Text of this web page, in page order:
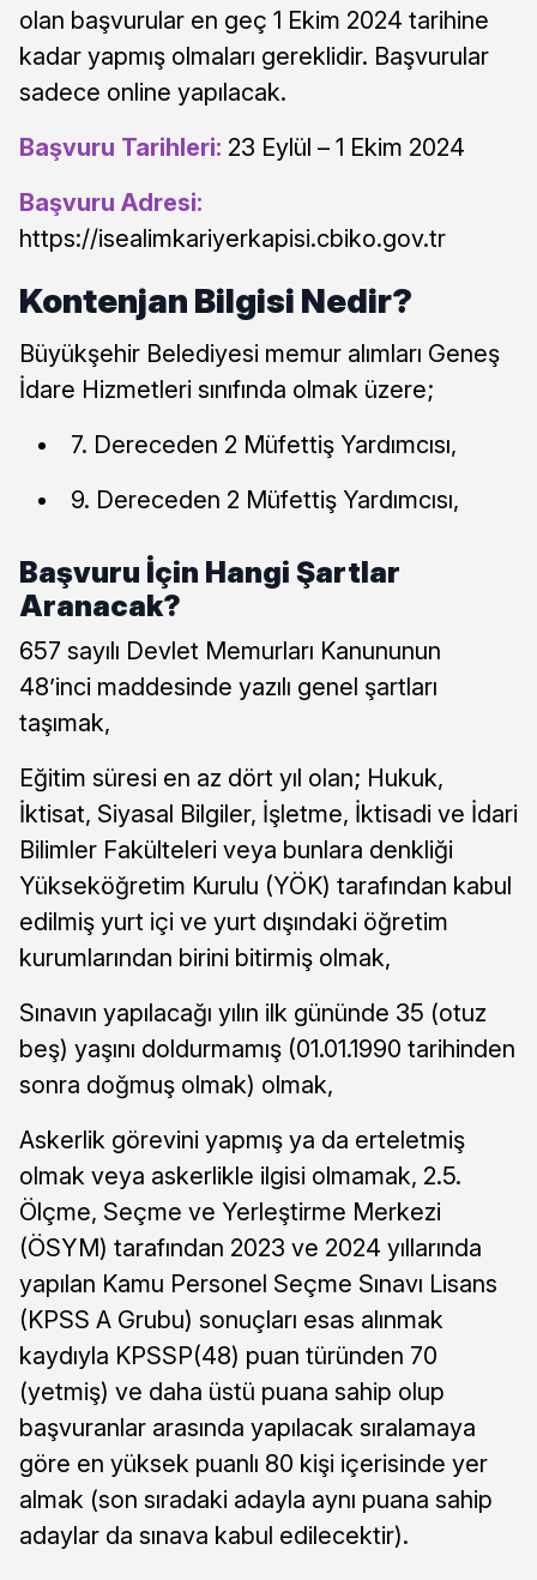
olan başvurular en geç 1 Ekim 2024 tarihine
kadar yapmış olmaları gereklidir. Başvurular
sadece online yapılacak.
Başvuru Tarihleri: 23 Eylül – 1 Ekim 2024
Başvuru Adresi:
https://isealimkariyerkapisi.cbiko.gov.tr
Kontenjan Bilgisi Nedir?
Büyükşehir Belediyesi memur alımları Geneş
İdare Hizmetleri sınıfında olmak üzere;
7. Dereceden 2 Müfettiş Yardımcısı,
9. Dereceden 2 Müfettiş Yardımcısı,
Başvuru İçin Hangi Şartlar
Aranacak?
657 sayılı Devlet Memurları Kanununun
48’inci maddesinde yazılı genel şartları
taşımak,
Eğitim süresi en az dört yıl olan; Hukuk,
İktisat, Siyasal Bilgiler, İşletme, İktisadi ve İdari
Bilimler Fakülteleri veya bunlara denkliği
Yükseköğretim Kurulu (YÖK) tarafından kabul
edilmiş yurt içi ve yurt dışındaki öğretim
kurumlarından birini bitirmiş olmak,
Sınavın yapılacağı yılın ilk gününde 35 (otuz
beş) yaşını doldurmamış (01.01.1990 tarihinden
sonra doğmuş olmak) olmak,
Askerlik görevini yapmış ya da erteletmiş
olmak veya askerlikle ilgisi olmamak, 2.5.
Ölçme, Seçme ve Yerleştirme Merkezi
(ÖSYM) tarafından 2023 ve 2024 yıllarında
yapılan Kamu Personel Seçme Sınavı Lisans
(KPSS A Grubu) sonuçları esas alınmak
kaydıyla KPSSP(48) puan türünden 70
(yetmiş) ve daha üstü puana sahip olup
başvuranlar arasında yapılacak sıralamaya
göre en yüksek puanlı 80 kişi içerisinde yer
almak (son sıradaki adayla aynı puana sahip
adaylar da sınava kabul edilecektir).